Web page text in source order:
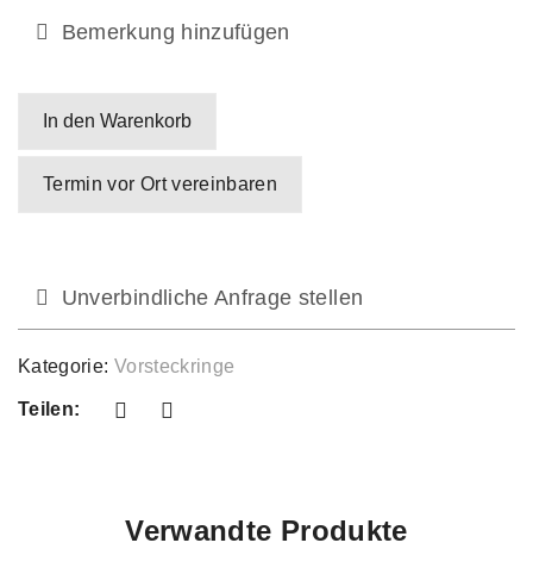
Bemerkung hinzufügen
In den Warenkorb
Termin vor Ort vereinbaren
Unverbindliche Anfrage stellen
Kategorie: Vorsteckringe
Teilen:
Verwandte Produkte